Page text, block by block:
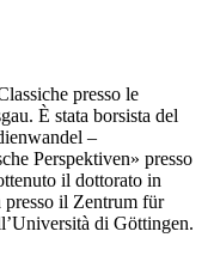
presso le
È stata borsista del
–
Perspektiven» presso
il dottorato in
il Zentrum für
di Göttingen.